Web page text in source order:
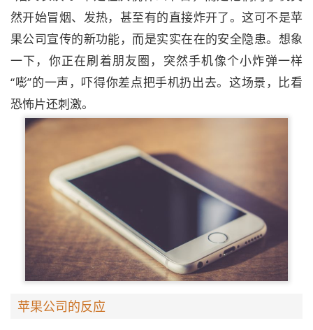
然开始冒烟、发热，甚至有的直接炸开了。这可不是苹
果公司宣传的新功能，而是实实在在的安全隐患。想象
一下，你正在刷着朋友圈，突然手机像个小炸弹一样
“嘭”的一声，吓得你差点把手机扔出去。这场景，比看
恐怖片还刺激。
苹果公司的反应